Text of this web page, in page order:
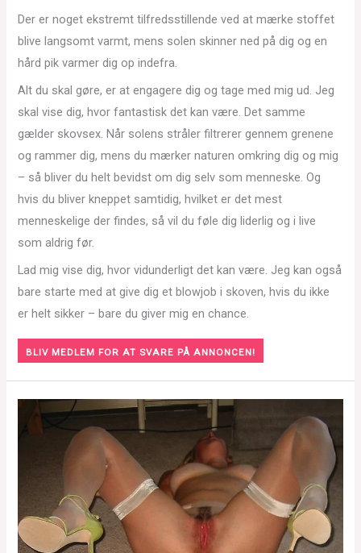
Der er noget ekstremt tilfredsstillende ved at mærke stoffet
blive langsomt varmt, mens solen skinner ned på dig og en
hård pik varmer dig op indefra.
Alt du skal gøre, er at engagere dig og tage med mig ud. Jeg
skal vise dig, hvor fantastisk det kan være. Det samme
gælder skovsex. Når solens stråler filtrerer gennem grenene
og rammer dig, mens du mærker naturen omkring dig og mig
– så bliver du helt bevidst om dig selv som menneske. Og
hvis du bliver kneppet samtidig, hvilket er det mest
menneskelige der findes, så vil du føle dig liderlig og i live
som aldrig før.
Lad mig vise dig, hvor vidunderligt det kan være. Jeg kan også
bare starte med at give dig et blowjob i skoven, hvis du ikke
er helt sikker – bare du giver mig en chance.
BLIV MEDLEM FOR AT SVARE PÅ ANNONCEN!